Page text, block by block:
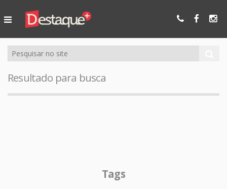
Online
Resultado para busca
Tags